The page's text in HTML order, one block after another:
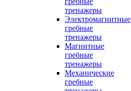
тренажеры
Электромагнитные
гребные
тренажеры
Магнитные
гребные
тренажеры
Механические
гребные